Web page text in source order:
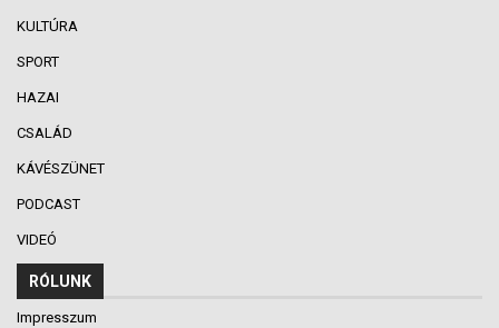
KULTÚRA
SPORT
HAZAI
CSALÁD
KÁVÉSZÜNET
PODCAST
VIDEÓ
RÓLUNK
Impresszum